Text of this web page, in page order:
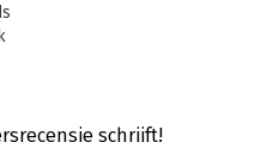
schrijft!